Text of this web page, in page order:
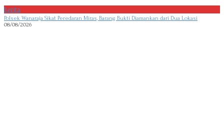
Berita
Polsek Wanaraja Sikat Peredaran Miras, Barang Bukti Diamankan dari Dua Lokasi
08/08/2026